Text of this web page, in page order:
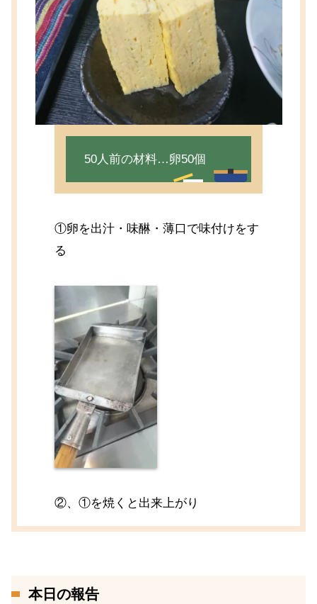
50人前の材料…卵50個
①卵を出汁・味醂・薄口で味付けをす
る
②、①を焼くと出来上がり
本日の報告